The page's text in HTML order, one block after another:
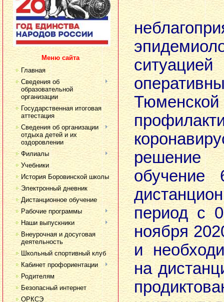
Меню сайта
Главная
Сведения об
образовательной
организации
Государственная итоговая
аттестация
Сведения об организации
отдыха детей и их
оздоровлении
Филиалы
Учебники
История Боровинской школы
Электронный дневник
Дистанционное обучение
Рабочие программы
Наши выпускники
Внеурочная и досуговая
деятельность
Школьный спортивный клуб
Кабинет профориентации
Родителям
Безопасный интернет
ОРКСЭ
В
решение
обучение
период с
ноября
и
на